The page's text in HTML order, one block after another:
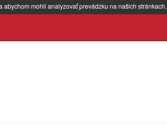
mohli analyzovať prevádzku na našich stránkach.